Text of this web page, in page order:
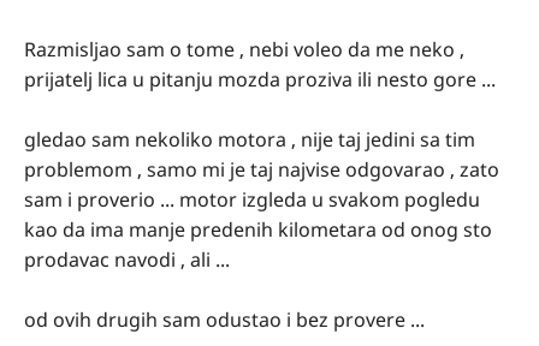
Razmisljao sam o tome , nebi voleo da me neko ,
prijatelj lica u pitanju mozda proziva ili nesto gore ...
gledao sam nekoliko motora , nije taj jedini sa tim
problemom , samo mi je taj najvise odgovarao , zato
sam i proverio ... motor izgleda u svakom pogledu
kao da ima manje predenih kilometara od onog sto
prodavac navodi , ali ...
od ovih drugih sam odustao i bez provere ...